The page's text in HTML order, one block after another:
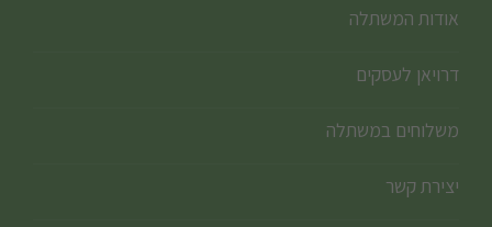
אודות המשתלה
דרויאן לעסקים
משלוחים במשתלה
יצירת קשר